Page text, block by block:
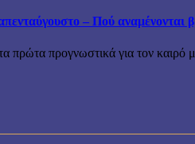
– Πού αναμένονται
προγνωστικά για τον καιρό